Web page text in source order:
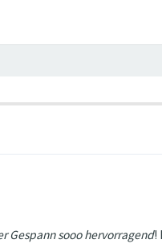
Gespann sooo hervorragend!